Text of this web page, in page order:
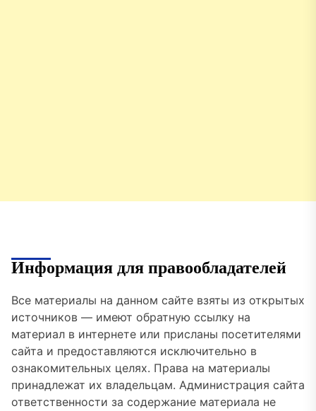
Информация для правообладателей
Все материалы на данном сайте взяты из открытых
источников — имеют обратную ссылку на
материал в интернете или присланы посетителями
сайта и предоставляются исключительно в
ознакомительных целях. Права на материалы
принадлежат их владельцам. Администрация сайта
ответственности за содержание материала не